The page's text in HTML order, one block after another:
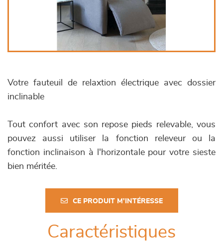
Votre fauteuil de relaxtion électrique avec dossier
inclinable
Tout confort avec son repose pieds relevable, vous
pouvez aussi utiliser la fonction releveur ou la
fonction inclinaison à l'horizontale pour votre sieste
bien méritée.
CE PRODUIT M'INTÉRESSE
Caractéristiques